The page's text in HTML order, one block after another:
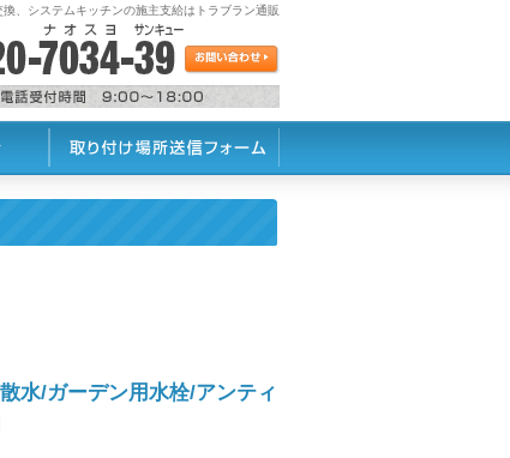
、システムキッチンの施主支給はトラブラン通販
水/ガーデン用水栓/アンティ